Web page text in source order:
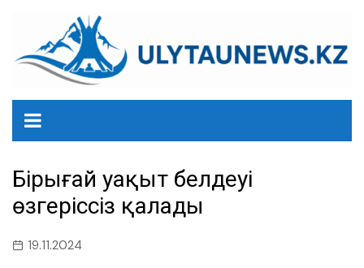
содержанию
Бірыңғай уақыт белдеуі
өзгеріссіз қалады
19.11.2024